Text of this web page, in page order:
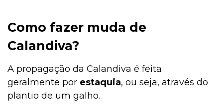
Como fazer muda de
Calandiva?
A propagação da Calandiva é feita
geralmente por estaquia, ou seja, através do
plantio de um galho.